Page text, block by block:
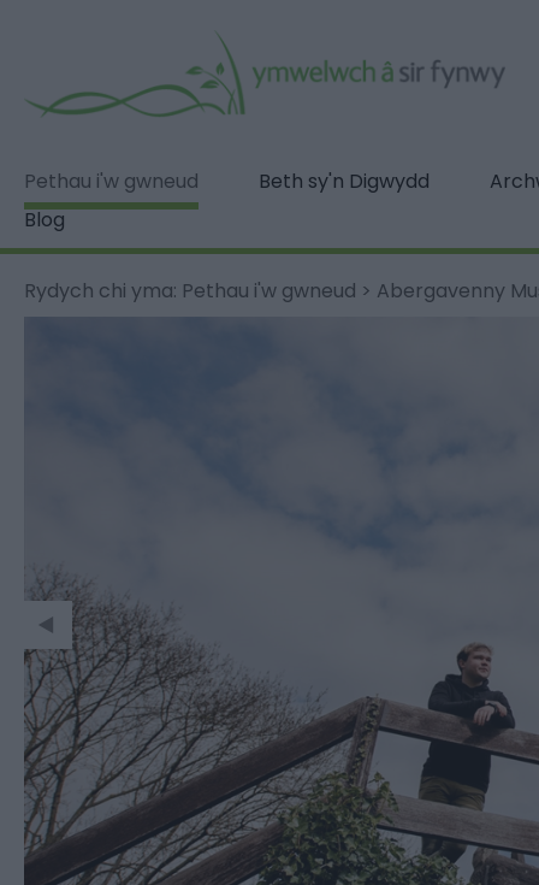
Pethau i'w gwneud Beth sy'n Digwydd
Blog
Rydych chi yma: Pethau i'w gwneud > Abergavenny